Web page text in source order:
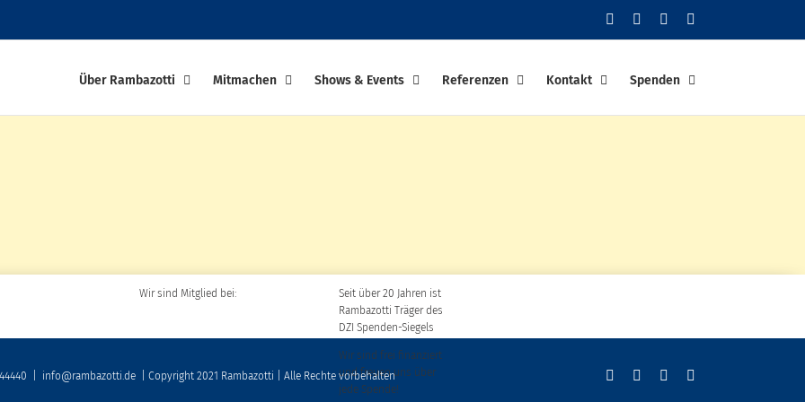
FacebookYouTubeInstagram
Über Rambazotti Mitmachen Shows & Events Referenzen Kontakt Spenden
Wir sind Mitglied bei:
Seit über 20 Jahren ist
Rambazotti Träger des
DZI Spenden-Siegels
Wir sind frei finanziert
und freuen uns über
jede Spende!
info@rambazotti.de | Copyright 2021 Rambazotti | Alle Rechte vorbehalten